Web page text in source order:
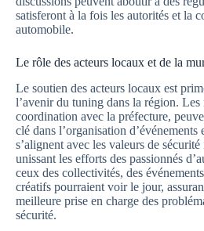
satisferont à la fois les autorités et la
automobile.
Le rôle des acteurs locaux et de la
Le soutien des acteurs locaux est
l’avenir du tuning dans la région. Les
coordination avec la préfecture,
clé dans l’organisation d’événements
s’alignent avec les valeurs de
unissant les efforts des passionnés
ceux des collectivités, des
créatifs pourraient voir le jour,
meilleure prise en charge des
sécurité.